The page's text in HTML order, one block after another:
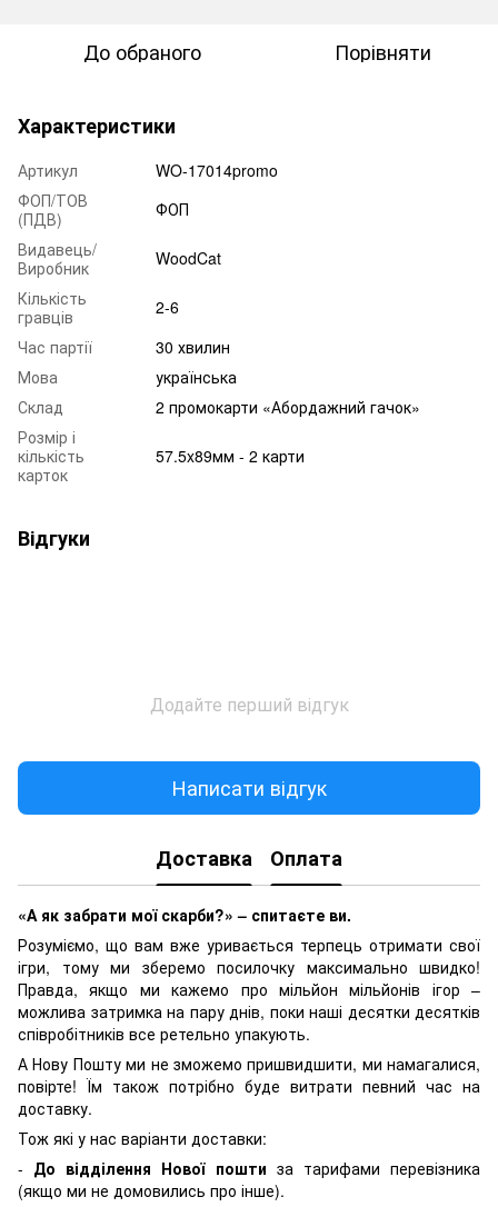
До обраного Порівняти
Характеристики
Артикул
WO-17014promo
ФОП/ТОВ
(ПДВ)
ФОП
Видавець/
Виробник
WoodCat
Кількість
гравців
2-6
Час партії
30 хвилин
Мова
українська
Склад
2 промокарти «Абордажний гачок»
Розмір і
кількість
карток
57.5x89мм - 2 карти
Відгуки
Додайте перший відгук
Написати відгук
Доставка Оплата
«А як забрати мої скарби?» – спитаєте ви.
Розуміємо, що вам вже уривається терпець отримати свої
ігри, тому ми зберемо посилочку максимально швидко!
Правда, якщо ми кажемо про мільйон мільйонів ігор –
можлива затримка на пару днів, поки наші десятки десятків
співробітників все ретельно упакують.
А Нову Пошту ми не зможемо пришвидшити, ми намагалися,
повірте! Їм також потрібно буде витрати певний час на
доставку.
Тож які у нас варіанти доставки:
- До відділення Нової пошти за тарифами перевізника
(якщо ми не домовились про інше).